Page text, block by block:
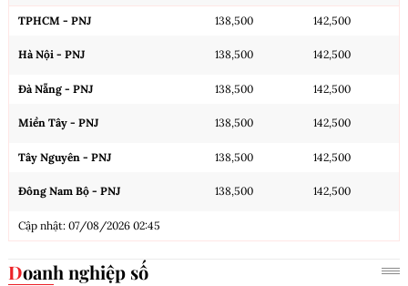
TPHCM - PNJ 138,500 142,500
Hà Nội - PNJ 138,500 142,500
Đà Nẵng - PNJ 138,500 142,500
Miền Tây - PNJ 138,500 142,500
Tây Nguyên - PNJ 138,500 142,500
Đông Nam Bộ - PNJ 138,500 142,500
Cập nhật: 07/08/2026 02:45
Doanh nghiệp số